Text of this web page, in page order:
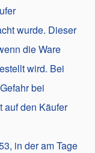
wurde. Dieser
die Ware
wird. Bei
bei
auf den Käufer
in der am Tage